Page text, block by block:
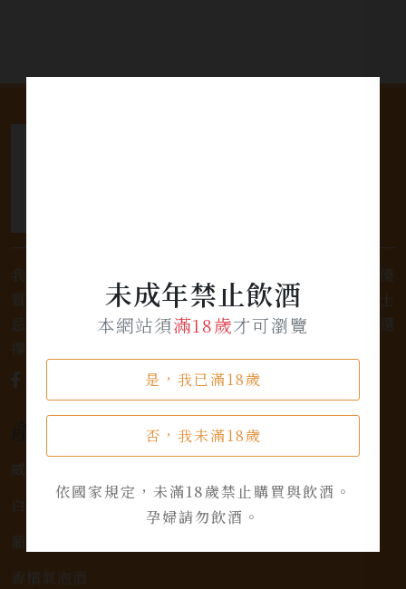
未成年禁止飲酒
本網站須滿18歲才可瀏覽
是，我已滿18歲
否，我未滿18歲
依國家規定，未滿18歲禁止購買與飲酒。
孕婦請勿飲酒。
我們是專業銷售威士忌及各式酒類的店家，為您提供優
質的選擇和卓越的服務。不論您是熱愛品味經典的威士
忌，或者尋求一款特殊的葡萄酒，我們都有廣泛的選
擇，滿足您的個人口味和喜好。
威士忌
白蘭地
葡萄酒
香檳氣泡酒